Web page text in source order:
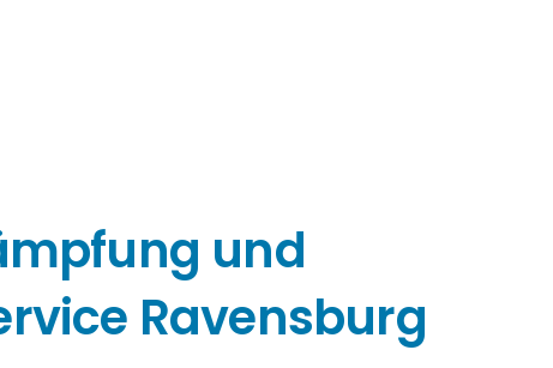
und
Ravensburg